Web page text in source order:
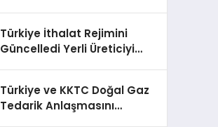
Türkiye İthalat Rejimini
Güncelledi Yerli Üreticiyi
Türkiye ve KKTC Doğal Gaz
Tedarik Anlaşmasını